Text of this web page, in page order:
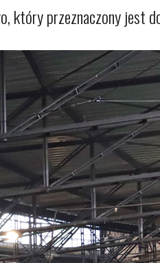
który przeznaczony jest